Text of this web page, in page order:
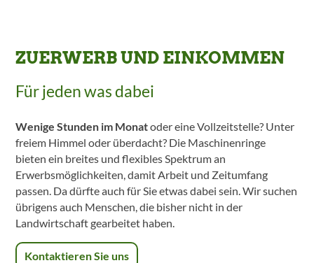
ZUERWERB UND EINKOMMEN
Für jeden was dabei
Wenige Stunden im Monatoder eine Vollzeitstelle? Unter
freiem Himmel oder überdacht? Die Maschinenringe
bieten ein breites und flexibles Spektrum an
Erwerbsmöglichkeiten, damit Arbeit und Zeitumfang
passen. Da dürfte auch für Sie etwas dabei sein. Wir suchen
übrigens auch Menschen, die bisher nicht in der
Landwirtschaft gearbeitet haben.
Kontaktieren Sie uns